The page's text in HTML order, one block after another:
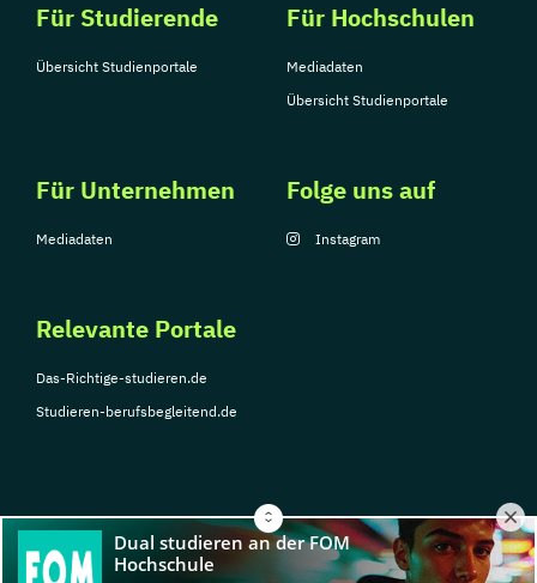
Für Studierende
Übersicht Studienportale
Für Hochschulen
Mediadaten
Übersicht Studienportale
Für Unternehmen
Mediadaten
Relevante Portale
Das-Richtige-studieren.de
Studieren-berufsbegleitend.de
Folge uns auf
Instagram
© Copyright 2026, TarGroup Media GmbH